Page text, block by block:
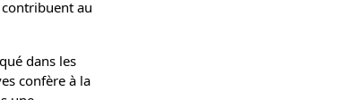
au
dans les
confère à la